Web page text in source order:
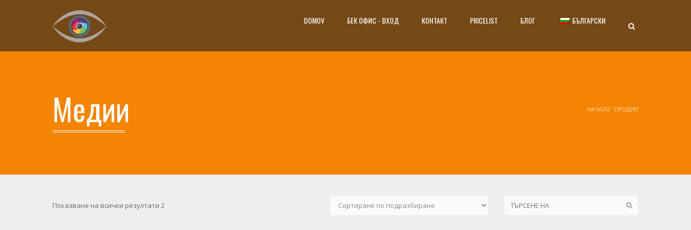
DOMOV БЕК ОФИС - ВХОД КОНТАКТ PRICELIST БЛОГ БЪЛГАРСКИ
Медии НАЧАЛО ' ПРОДУКТ
Показване на всички резултати 2